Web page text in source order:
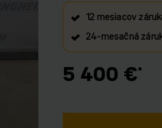
12 mesiacov
24‑mesačná
5 400 €